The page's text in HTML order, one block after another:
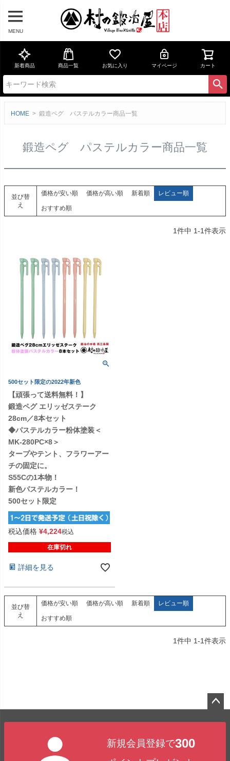
MENU
新着商品 商品一覧 お気に入り マイページ カート
HOME 鍛造ペグ パステルカラー商品一覧
鍛造ペグ パステルカラー商品一覧
並び替
え
価格が安い順 価格が高い順 新着順 レビュー順
おすすめ順
1件中 1-1件表示
500セット限定の2022年新色
【頑張って送料無料！】
鍛造ペグ エリッゼステーク
28cm／8本セット
◆パステルカラー粉体塗装＜
MK-280PC×8＞
タープやテント、フラワーアー
チの固定に。
S55Cの1本物！
新色パステルカラー！
500セット限定
税込価格 ¥4,224税込
在庫切れ
詳細を見る
並び替
え
価格が安い順 価格が高い順 新着順 レビュー順
おすすめ順
1件中 1-1件表示
新規会員登録で300